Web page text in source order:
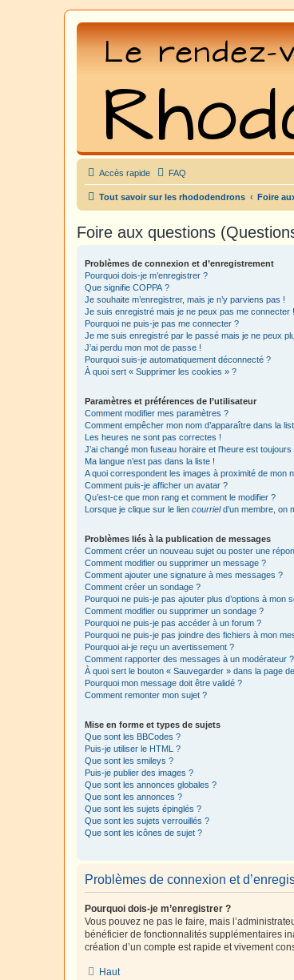
Accès rapide FAQ
Tout savoir sur les rhododendrons Foire
Foire aux questions
Problèmes de connexion et d’enregistrement
Pourquoi dois-je m’enregistrer ?
Que signifie COPPA ?
Je souhaite m’enregistrer, mais je n’y parviens pas !
Je suis enregistré mais je ne peux pas me connecter !
Pourquoi ne puis-je pas me connecter ?
Je me suis enregistré par le passé mais je ne peux
J’ai perdu mon mot de passe !
Pourquoi suis-je automatiquement déconnecté ?
À quoi sert « Supprimer les cookies » ?
Paramètres et préférences de l’utilisateur
Comment modifier mes paramètres ?
Comment empêcher mon nom d’apparaître dans la
Les heures ne sont pas correctes !
J’ai changé mon fuseau horaire et l’heure est
Ma langue n’est pas dans la liste !
A quoi correspondent les images à proximité de mon
Comment puis-je afficher un avatar ?
Qu’est-ce que mon rang et comment le modifier ?
Lorsque je clique sur le lien courrield’un membre, on
Problèmes liés à la publication de messages
Comment créer un nouveau sujet ou poster une
Comment modifier ou supprimer un message ?
Comment ajouter une signature à mes messages ?
Comment créer un sondage ?
Pourquoi ne puis-je pas ajouter plus d’options à mon
Comment modifier ou supprimer un sondage ?
Pourquoi ne puis-je pas accéder à un forum ?
Pourquoi ne puis-je pas joindre des fichiers à mon
Pourquoi ai-je reçu un avertissement ?
Comment rapporter des messages à un modérateur ?
À quoi sert le bouton « Sauvegarder » dans la page
Pourquoi mon message doit être validé ?
Comment remonter mon sujet ?
Mise en forme et types de sujets
Que sont les BBCodes ?
Puis-je utiliser le HTML ?
Que sont les smileys ?
Puis-je publier des images ?
Que sont les annonces globales ?
Que sont les annonces ?
Que sont les sujets épinglés ?
Que sont les sujets verrouillés ?
Que sont les icônes de sujet ?
Problèmes de connexion et
Pourquoi dois-je m’enregistrer ?
Vous pouvez ne pas le faire, mais
bénéficier de fonctionnalités supplémentaires
création d’un compte est rapide et vivement
Haut